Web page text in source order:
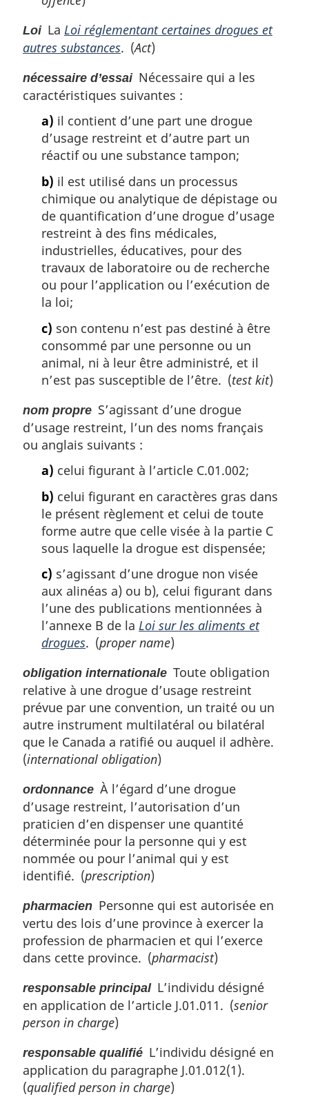
LoiLa Loi réglementant certaines drogues et
autres substances. (Act)
nécessaire d’essaiNécessaire qui a les
caractéristiques suivantes :
a) il contient d’une part une drogue
d’usage restreint et d’autre part un
réactif ou une substance tampon;
b) il est utilisé dans un processus
chimique ou analytique de dépistage ou
de quantification d’une drogue d’usage
restreint à des fins médicales,
industrielles, éducatives, pour des
travaux de laboratoire ou de recherche
ou pour l’application ou l’exécution de
la loi;
c) son contenu n’est pas destiné à être
consommé par une personne ou un
animal, ni à leur être administré, et il
n’est pas susceptible de l’être. (test kit)
nom propre S’agissant d’une drogue
d’usage restreint, l’un des noms français
ou anglais suivants :
a) celui figurant à l’article C.01.002;
b) celui figurant en caractères gras dans
le présent règlement et celui de toute
forme autre que celle visée à la partie C
sous laquelle la drogue est dispensée;
c) s’agissant d’une drogue non visée
aux alinéas a) ou b), celui figurant dans
l’une des publications mentionnées à
l’annexe B de la Loi sur les aliments et
drogues. (proper name)
obligation internationale Toute obligation
relative à une drogue d’usage restreint
prévue par une convention, un traité ou un
autre instrument multilatéral ou bilatéral
que le Canada a ratifié ou auquel il adhère.
(international obligation)
ordonnance À l’égard d’une drogue
d’usage restreint, l’autorisation d’un
praticien d’en dispenser une quantité
déterminée pour la personne qui y est
nommée ou pour l’animal qui y est
identifié. (prescription)
pharmacien Personne qui est autorisée en
vertu des lois d’une province à exercer la
profession de pharmacien et qui l’exerce
dans cette province. (pharmacist)
responsable principalL’individu désigné
en application de l’article J.01.011. (senior
person in charge)
responsable qualifié L’individu désigné en
application du paragraphe J.01.012(1).
(qualified person in charge)